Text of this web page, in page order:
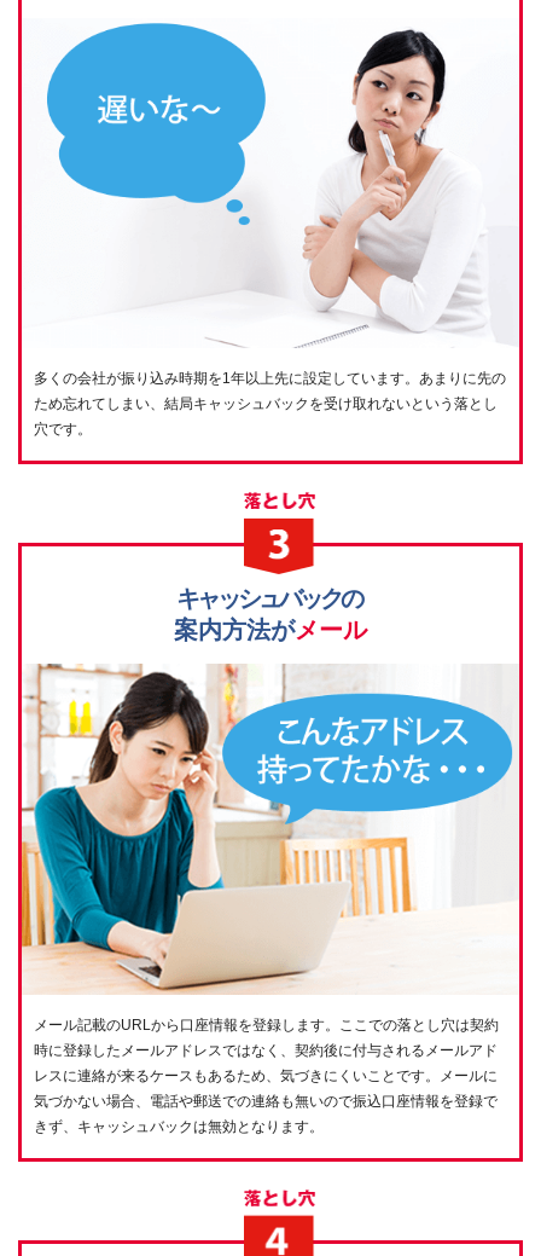
多くの会社が振り込み時期を1年以上先に設定しています。あまりに先の
ため忘れてしまい、結局キャッシュバックを受け取れないという落とし
穴です。
キャッシュバックの
案内方法がメール
メール記載のURLから口座情報を登録します。ここでの落とし穴は契約
時に登録したメールアドレスではなく、契約後に付与されるメールアド
レスに連絡が来るケースもあるため、気づきにくいことです。メールに
気づかない場合、電話や郵送での連絡も無いので振込口座情報を登録で
きず、キャッシュバックは無効となります。